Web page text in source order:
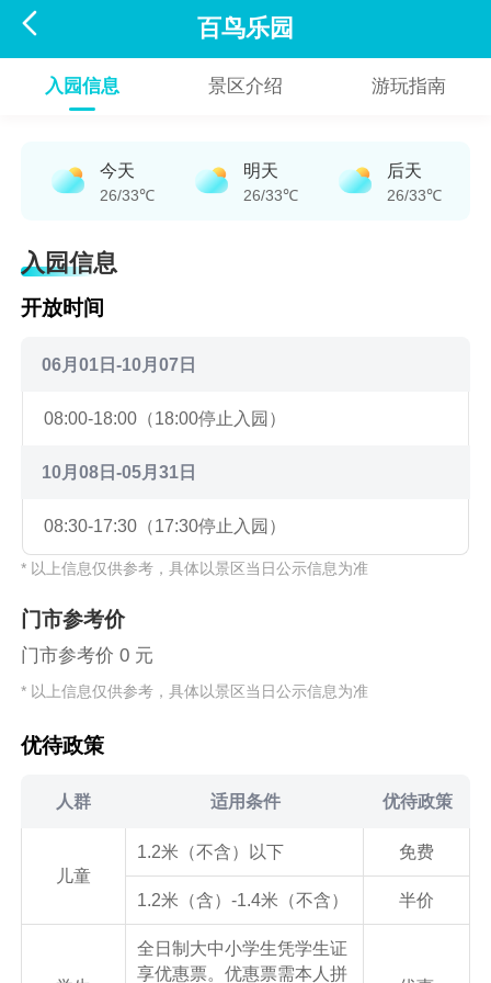
 百鸟乐园
入园信息 景区介绍 游玩指南
今天
26/33℃
明天
26/33℃
后天
26/33℃
入园信息
开放时间
06月01日-10月07日
08:00-18:00（18:00停止入园）
10月08日-05月31日
08:30-17:30（17:30停止入园）
* 以上信息仅供参考，具体以景区当日公示信息为准
门市参考价
门市参考价 0 元
* 以上信息仅供参考，具体以景区当日公示信息为准
优待政策
人群 适用条件 优待政策
儿童
1.2米（不含）以下 免费
1.2米（含）-1.4米（不含） 半价
全日制大中小学生凭学生证
享优惠票。优惠票需本人拼